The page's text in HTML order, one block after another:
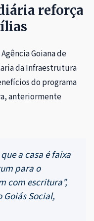
reforça
Goiana de
da Infraestrutura
do programa
anteriormente
a casa é faixa
para o
com escritura”,
Social,